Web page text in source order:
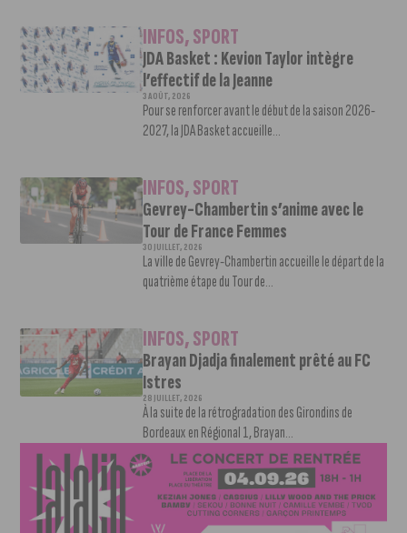
INFOS,SPORT
JDA Basket : Kevion Taylor intègre
l’effectif de la Jeanne
3 AOÛT, 2026
Pour se renforcer avant le début de la saison 2026-
2027, la JDA Basket accueille...
INFOS,SPORT
Gevrey-Chambertin s’anime avec le
Tour de France Femmes
30 JUILLET, 2026
La ville de Gevrey-Chambertin accueille le départ de la
quatrième étape du Tour de...
INFOS,SPORT
Brayan Djadja finalement prêté au FC
Istres
28 JUILLET, 2026
À la suite de la rétrogradation des Girondins de
Bordeaux en Régional 1, Brayan...